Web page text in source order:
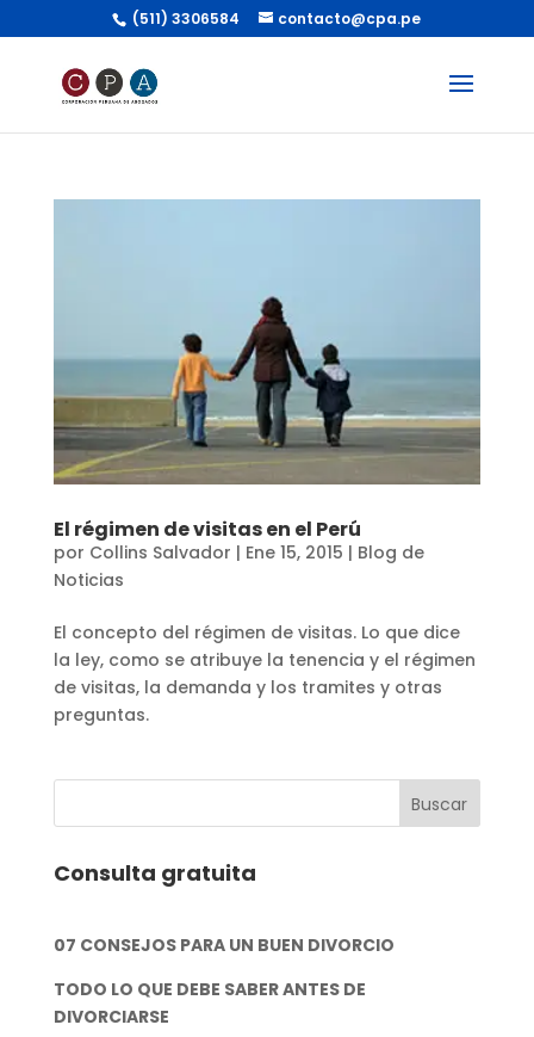
(511) 3306584 contacto@cpa.pe
El régimen de visitas en el Perú
por Collins Salvador | Ene 15, 2015 | Blog de
Noticias
El concepto del régimen de visitas. Lo que dice
la ley, como se atribuye la tenencia y el régimen
de visitas, la demanda y los tramites y otras
preguntas.
Consulta gratuita
07 CONSEJOS PARA UN BUEN DIVORCIO
TODO LO QUE DEBE SABER ANTES DE
DIVORCIARSE